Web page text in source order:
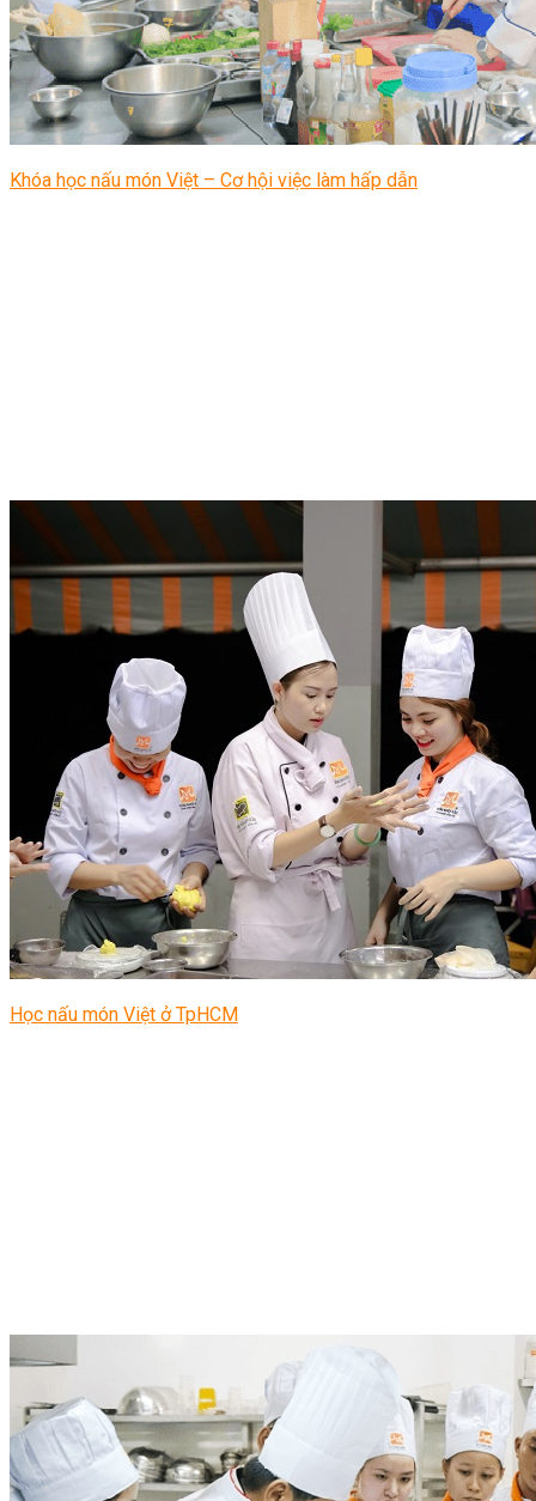
Khóa học nấu món Việt – Cơ hội việc làm hấp dẫn
Học nấu món Việt ở TpHCM